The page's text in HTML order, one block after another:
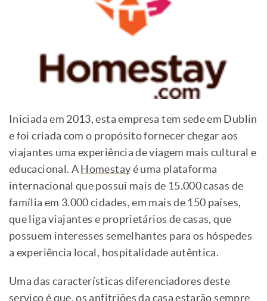
Iniciada em 2013, esta empresa tem sede em Dublin
e foi criada com o propósito fornecer chegar aos
viajantes uma experiência de viagem mais cultural e
educacional. A Homestay é uma plataforma
internacional que possui mais de 15.000 casas de
família em 3.000 cidades, em mais de 150 países,
que liga viajantes e proprietários de casas, que
possuem interesses semelhantes para os hóspedes
a experiência local, hospitalidade autêntica.
Uma das características diferenciadores deste
serviço é que, os anfitriões da casa estarão sempre